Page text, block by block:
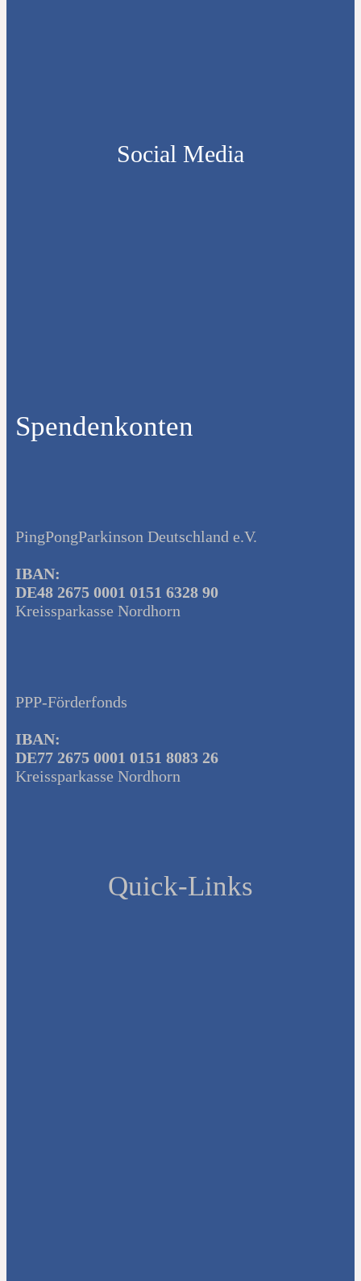
Social Media
Spendenkonten
PingPongParkinson Deutschland e.V.
IBAN:
DE48 2675 0001 0151 6328 90
Kreissparkasse Nordhorn
PPP-Förderfonds
IBAN:
DE77 2675 0001 0151 8083 26
Kreissparkasse Nordhorn
Quick-Links